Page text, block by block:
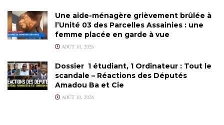
Une aide-ménagère grièvement brûlée à
l’Unité 03 des Parcelles Assainies : une
femme placée en garde à vue
AOÛT 10, 2026
Dossier 1 étudiant, 1 Ordinateur : Tout le
scandale – Réactions des Députés
Amadou Ba et Cie
AOÛT 10, 2026